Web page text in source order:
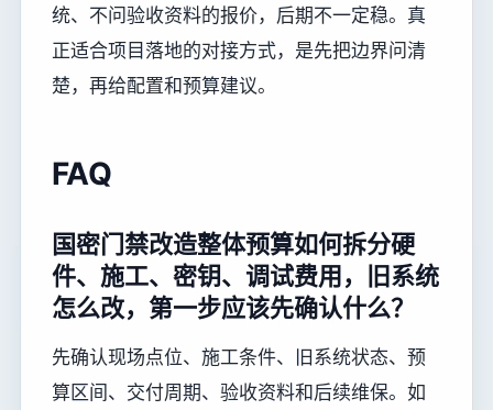
统、不问验收资料的报价，后期不一定稳。真
正适合项目落地的对接方式，是先把边界问清
楚，再给配置和预算建议。
FAQ
国密门禁改造整体预算如何拆分硬
件、施工、密钥、调试费用，旧系统
怎么改，第一步应该先确认什么？
先确认现场点位、施工条件、旧系统状态、预
算区间、交付周期、验收资料和后续维保。如